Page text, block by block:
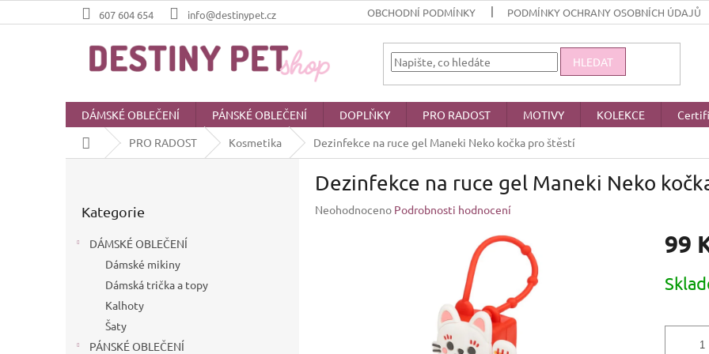
na
607 604 654 info@destinypet.cz OBCHODNÍ PODMÍNKY PODMÍNKY OCHRANY OSOBNÍCH ÚDAJŮ
HLEDAT
DÁMSKÉ OBLEČENÍ PÁNSKÉ OBLEČENÍ DOPLŇKY PRO RADOST MOTIVY KOLEKCE
Domů
PRO RADOST Kosmetika Dezinfekce na ruce gel Maneki Neko kočka pro štěstí
kategorie
Kategorie
DÁMSKÉ OBLEČENÍ
Dámské mikiny
Dámská trička a topy
Kalhoty
Šaty
PÁNSKÉ OBLEČENÍ
Dezinfekce na ruce gel Maneki Neko
Průměrné
Neohodnoceno Podrobnosti hodnocení
99
cena: